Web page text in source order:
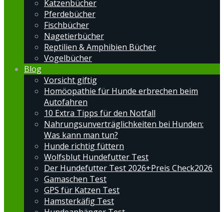
Katzenbücher
Pferdebücher
Fischbücher
Nagetierbücher
Reptilien & Amphibien Bücher
Vogelbücher
Blog
Vorsicht giftig
Homöopathie für Hunde erbrechen beim
Autofahren
10 Extra Tipps für den Notfall
Nahrungsunverträglichkeiten bei Hunden:
Was kann man tun?
Hunde richtig füttern
Wolfsblut Hundefutter Test
Der Hundefutter Test 2026+Preis Check2026
Gamaschen Test
GPS für Katzen Test
Hamsterkäfig Test